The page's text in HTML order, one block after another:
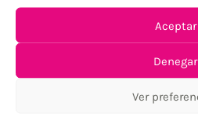
Aceptar
Denegar
Ver
TU SATISFACCIÓN =
Tu confianza,